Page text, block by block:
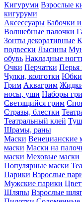
Кигуруми Взрослые
кигуруми
Аксессуары Бабочки
Волшебные палочки
Зонты декоративные
подвески Лысины
обувь Накладные
Очки Перчатки Перья
Чулки, колготки Юбки
Грим Аквагрим
носы, уши Наборы
Светящийся грим
Стразы, блестки
Театральный клей
Шрамы, раны
Маски Венецианские
маски Маски на
маски Меховые маски
Популярные маски
Парики Взрослые
Мужские парики
Шляпы Взрослые